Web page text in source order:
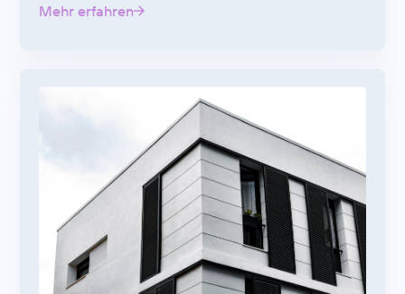
Mehr erfahren